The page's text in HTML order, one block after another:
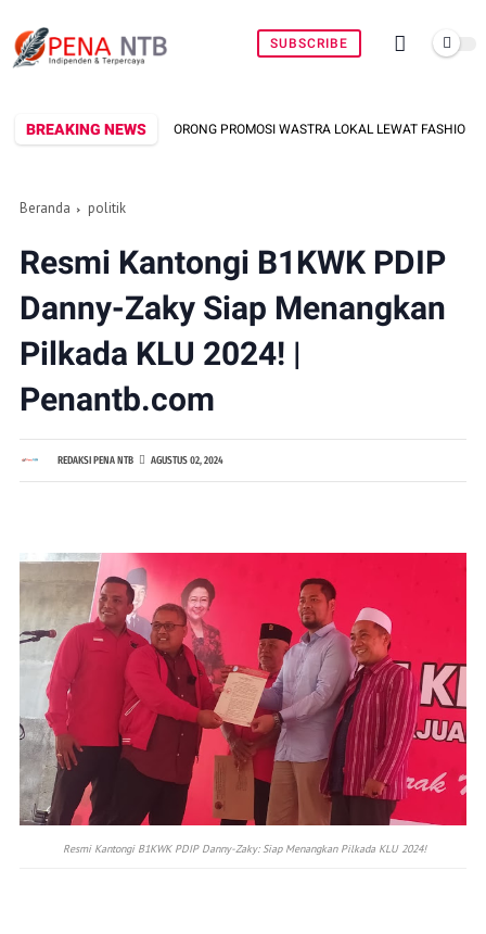
SUBSCRIBE
BREAKING NEWS
DORONG PROMOSI WASTRA LOKAL LEWAT FASHION STREET 2026
Beranda politik
Resmi Kantongi B1KWK PDIP
Danny-Zaky Siap Menangkan
Pilkada KLU 2024! |
Penantb.com
REDAKSI PENA NTB AGUSTUS 02, 2024
Resmi Kantongi B1KWK PDIP Danny-Zaky: Siap Menangkan Pilkada KLU 2024!